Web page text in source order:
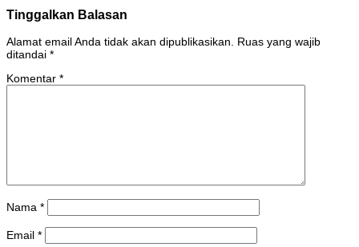
Tinggalkan Balasan
Alamat email Anda tidak akan dipublikasikan.
Ruas yang wajib
ditandai *
Komentar *
Nama *
Email *